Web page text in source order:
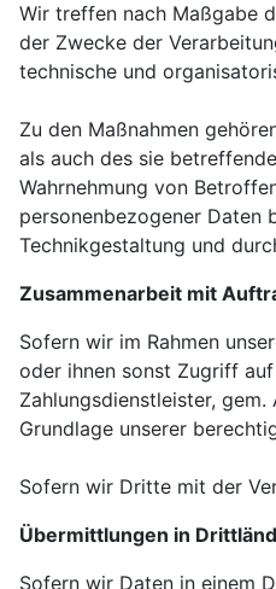
Wir treffen nach Maßgabe
der Zwecke der
technische und
Zu den Maßnahmen
als auch des sie
Wahrnehmung von
personenbezogener Daten
Technikgestaltung und
Zusammenarbeit mit
Sofern wir im Rahmen
oder ihnen sonst Zugriff
Zahlungsdienstleister,
Grundlage unserer
Sofern wir Dritte mit der
Übermittlungen in
Sofern wir Daten in einem